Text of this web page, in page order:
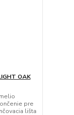
OAK
pre
lišta